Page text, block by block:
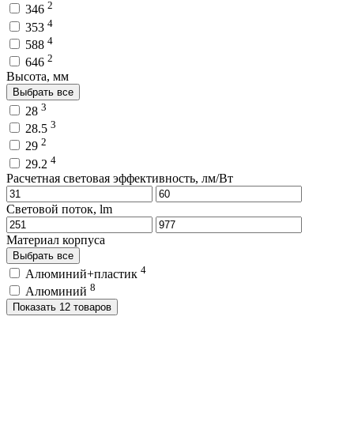
346 2
353 4
588 4
646 2
Высота, мм
Выбрать все
28 3
28.5 3
29 2
29.2 4
Расчетная световая эффективность, лм/Вт
Световой поток, lm
Материал корпуса
Выбрать все
Алюминий+пластик 4
Алюминий 8
Показать 12 товаров